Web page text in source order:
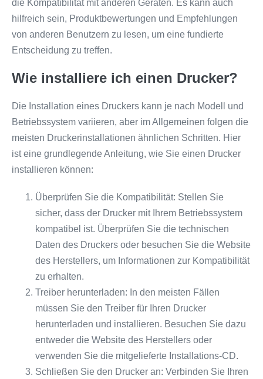
die Kompatibilität mit anderen Geräten. Es kann auch
hilfreich sein, Produktbewertungen und Empfehlungen
von anderen Benutzern zu lesen, um eine fundierte
Entscheidung zu treffen.
Wie installiere ich einen Drucker?
Die Installation eines Druckers kann je nach Modell und
Betriebssystem variieren, aber im Allgemeinen folgen die
meisten Druckerinstallationen ähnlichen Schritten. Hier
ist eine grundlegende Anleitung, wie Sie einen Drucker
installieren können:
Überprüfen Sie die Kompatibilität: Stellen Sie
sicher, dass der Drucker mit Ihrem Betriebssystem
kompatibel ist. Überprüfen Sie die technischen
Daten des Druckers oder besuchen Sie die Website
des Herstellers, um Informationen zur Kompatibilität
zu erhalten.
Treiber herunterladen: In den meisten Fällen
müssen Sie den Treiber für Ihren Drucker
herunterladen und installieren. Besuchen Sie dazu
entweder die Website des Herstellers oder
verwenden Sie die mitgelieferte Installations-CD.
Schließen Sie den Drucker an: Verbinden Sie Ihren